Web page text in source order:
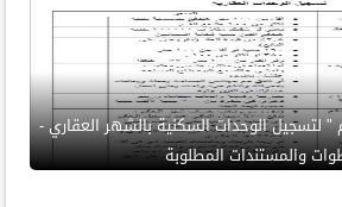
"5 رسوم " لتسجيل الوحدات السكنية بالشهر العقاري -
والمستندات المطلوبة